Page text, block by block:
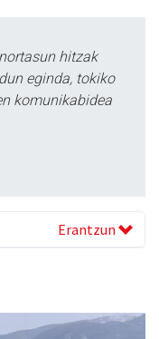
hitzak
eginda, tokiko
komunikabidea
Erantzun